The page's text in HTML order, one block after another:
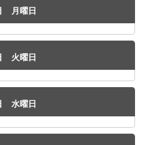
月曜日
火曜日
水曜日